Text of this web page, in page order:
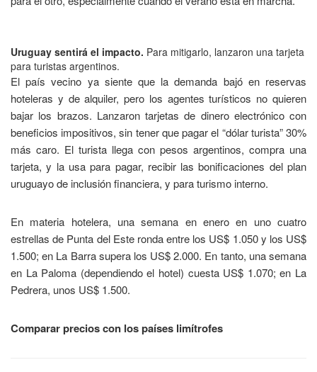
Uruguay sentirá el impacto. Para mitigarlo, lanzaron una tarjeta
para turistas argentinos.
El país vecino ya siente que la demanda bajó en reservas
hoteleras y de alquiler, pero los agentes turísticos no quieren
bajar los brazos. Lanzaron tarjetas de dinero electrónico con
beneficios impositivos, sin tener que pagar el “dólar turista” 30%
más caro. El turista llega con pesos argentinos, compra una
tarjeta, y la usa para pagar, recibir las bonificaciones del plan
uruguayo de inclusión financiera, y para turismo interno.
En materia hotelera, una semana en enero en uno cuatro
estrellas de Punta del Este ronda entre los US$ 1.050 y los US$
1.500; en La Barra supera los US$ 2.000. En tanto, una semana
en La Paloma (dependiendo el hotel) cuesta US$ 1.070; en La
Pedrera, unos US$ 1.500.
Comparar precios con los países limítrofes